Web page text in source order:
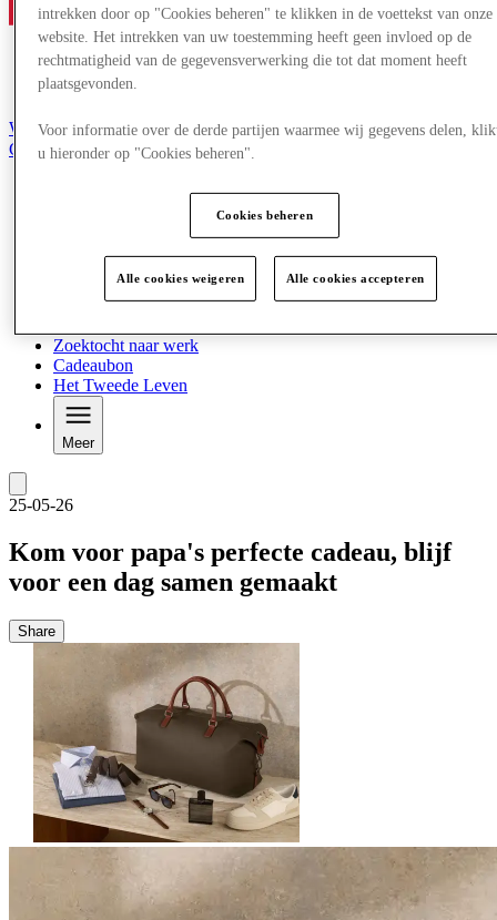
Word lid van de Club
Gered,
Restaurants
Diensten
Zoektocht naar werk
Cadeaubon
Het Tweede Leven
Meer
25-05-26
Kom voor papa's perfecte cadeau, blijf
voor een dag samen gemaakt
Share
intrekken door op "Cookies beheren" te klikken in de voettekst van onze
website. Het intrekken van uw toestemming heeft geen invloed op de
rechtmatigheid van de gegevensverwerking die tot dat moment heeft
plaatsgevonden.
Voor informatie over de derde partijen waarmee wij gegevens delen,
u hieronder op "Cookies beheren".
Cookies beheren
Alle cookies weigeren Alle cookies accepteren